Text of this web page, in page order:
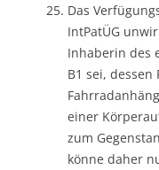
Das
IntPatÜG
Inhaberin des
B1 sei,
einer
zum
könne daher